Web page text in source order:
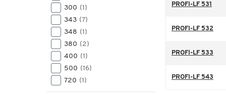
300 (1)
343 (7)
348 (1)
380 (2)
400 (1)
500 (16)
720 (1)
PROFI-LF 531
PROFI-LF 532
PROFI-LF 533
PROFI-LF 543